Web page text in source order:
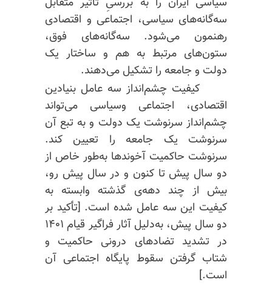
سه‌گانه‌های سیاسی، اجتماعی و اقتصادی
رهنمون می‌شود. سه‌گانه‌های فوق،
ستون‌های مرتبط به هم و ساختار یک
دولت و جامعه را تشکیل می‌دهند.
کیفیت چشم‌انداز سه عامل بنیادین
اقتصادی، اجتماعی وسیاسی می‌تواند
چشم‌انداز سرنوشت یک دولت و به تبع آن
سرنوشت یک جامعه را تعیین کند.
سرنوشت حاکمیت آخوندها به‌طور خاص از
دو سال پیش تا کنون و در سال پیش رو،
بیش از چند دهه‌ی گذشته وابسته به
کیفیت این سه عامل شده است. [تأکید بر
دو سال پیش، به‌دلیل آثار فراگیر قیام ۱۴۰۱
در تشدید تضادهای درونی حاکمیت و
شتاب گرفتن سقوط پایگاه اجتماعی آن
است.]